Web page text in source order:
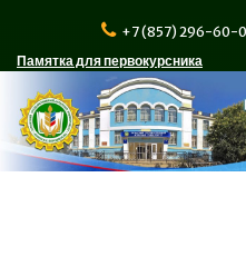
содержимому
+7 (857) 296-60-
Памятка для первокурсника